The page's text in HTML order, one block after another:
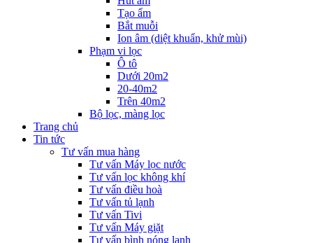
Tạo ẩm
Bắt muỗi
Ion âm (diệt khuẩn, khử mùi)
Phạm vi lọc
Ô tô
Dưới 20m2
20-40m2
Trên 40m2
Bộ lọc, màng lọc
Trang chủ
Tin tức
Tư vấn mua hàng
Tư vấn Máy lọc nước
Tư vấn lọc không khí
Tư vấn điều hoà
Tư vấn tủ lạnh
Tư vấn Tivi
Tư vấn Máy giặt
Tư vấn bình nóng lạnh